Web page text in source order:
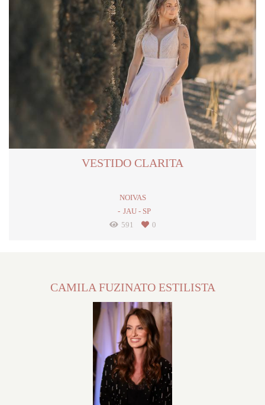
VESTIDO CLARITA
NOIVAS
JAU - SP
591
0
CAMILA FUZINATO ESTILISTA